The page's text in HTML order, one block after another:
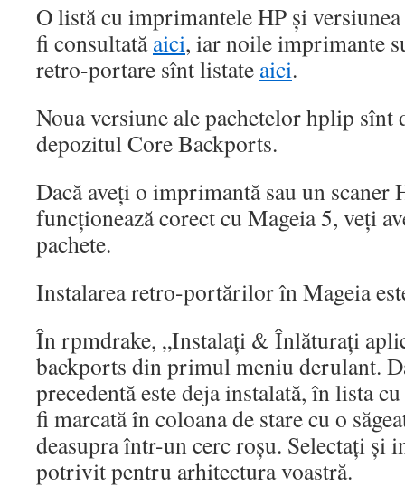
O listă cu imprimantele HP și
fi consultatăaici, iar noile imprimante
retro-portare sînt listate aici.
Noua versiune ale pachetelor hplip
depozitul Core Backports.
Dacă aveți o imprimantă sau un scaner
funcționează corect cu Mageia 5, veți
pachete.
Instalarea retro-portărilor în Mageia
În rpmdrake, „Instalați & Înlăturați
backports din primul meniu derulant.
precedentă este deja instalată, în lista
fi marcată în coloana de stare cu o
deasupra într-un cerc roșu. Selectați și
potrivit pentru arhitectura voastră.